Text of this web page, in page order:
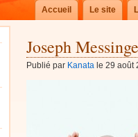
Accueil Le site
Joseph
Publié par Kanatale 29 août